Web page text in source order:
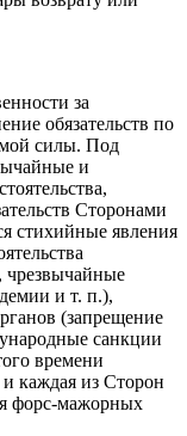
за
обязательств по
силы. Под
и
Сторонами
стихийные явления
чрезвычайные
и т. п.),
(запрещение
санкции
времени
каждая из Сторон
форс-мажорных